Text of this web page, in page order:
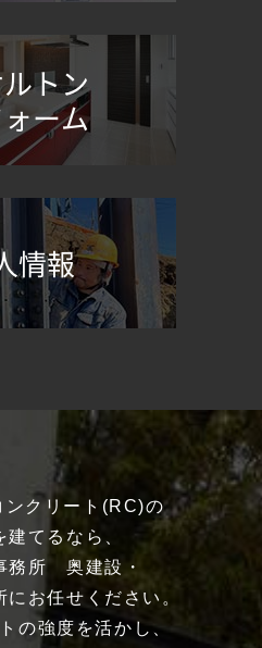
トン
ーム
情報
ンクリート(RC)の
てるなら、
務所 奥建設・
お任せください。
の強度を活かし、